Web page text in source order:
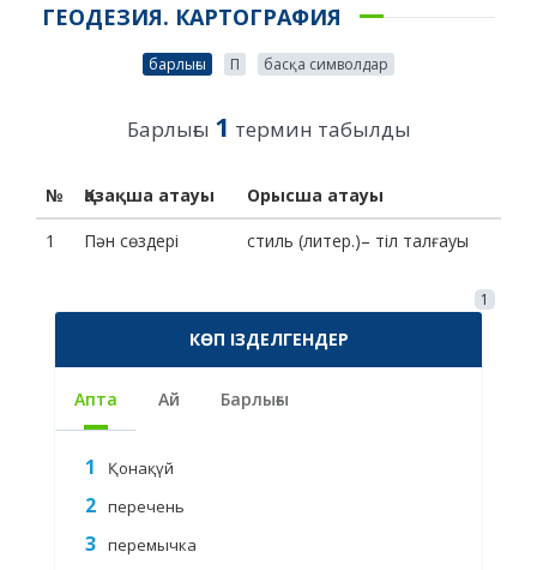
ГЕОДЕЗИЯ. КАРТОГРАФИЯ
барлығы П басқа символдар
Барлығы 1 термин табылды
№ Қазақша атауы
Орысша атауы
1
Пән сөздері стиль (литер.)– тіл талғауы
1
КӨП ІЗДЕЛГЕНДЕР
Апта Ай Барлығы
Қонақүй
перечень
перемычка